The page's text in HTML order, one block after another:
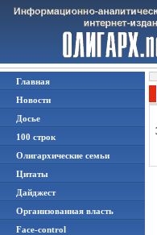
Главная
Новости
Досье
100 строк
Олигархические семьи
Цитаты
Дайджест
Организованная власть
Face-control